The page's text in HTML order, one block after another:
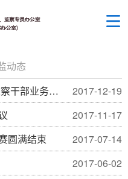
动态
2017-12-19
业务培训班
2017-11-17
2017-07-14
圆满结束
2017-06-02